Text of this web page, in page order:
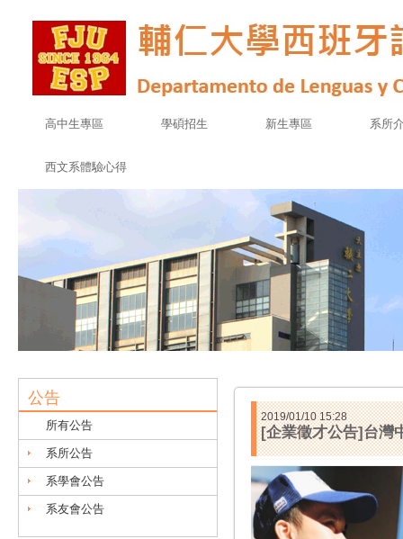
高中生專區 學碩招生 新生專區 系所
西文系體驗心得
公告
所有公告
系所公告
系學會公告
系友會公告
2019/01/10 15:28
[企業徵才公告]台灣